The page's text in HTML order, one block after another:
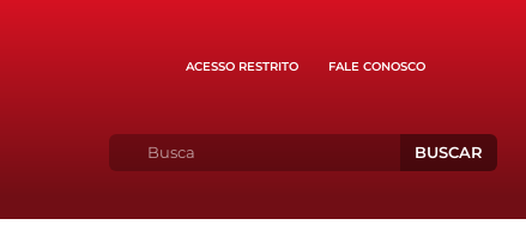
ACESSO RESTRITO FALE CONOSCO
BUSCAR